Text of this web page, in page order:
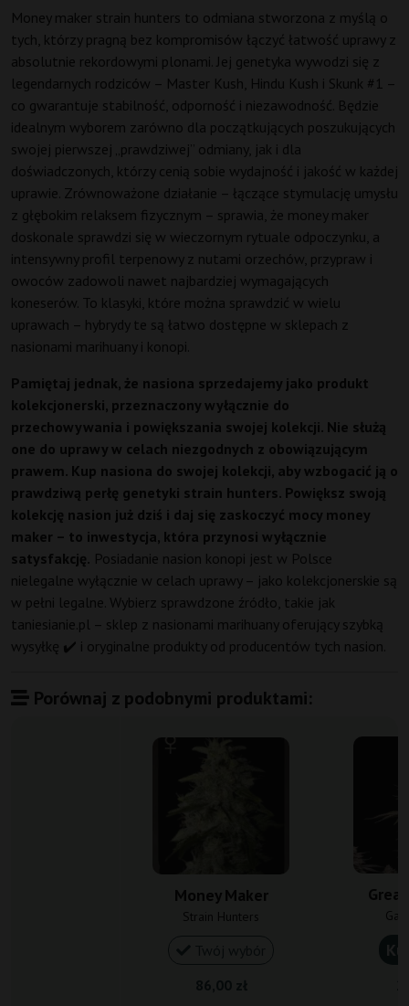
Money maker strain hunters to odmiana stworzona z myślą o
tych, którzy pragną bez kompromisów łączyć łatwość uprawy z
absolutnie rekordowymi plonami. Jej genetyka wywodzi się z
legendarnych rodziców – Master Kush, Hindu Kush i Skunk #1 –
co gwarantuje stabilność, odporność i niezawodność. Będzie
idealnym wyborem zarówno dla początkujących poszukujących
swojej pierwszej „prawdziwej” odmiany, jak i dla
doświadczonych, którzy cenią sobie wydajność i jakość w każdej
uprawie. Zrównoważone działanie – łączące stymulację umysłu
z głębokim relaksem fizycznym – sprawia, że money maker
doskonale sprawdzi się w wieczornym rytuale odpoczynku, a
intensywny profil terpenowy z nutami orzechów, przypraw i
owoców zadowoli nawet najbardziej wymagających
koneserów. To klasyki, które można sprawdzić w wielu
uprawach – hybrydy te są łatwo dostępne w sklepach z
nasionami marihuany i konopi.
Pamiętaj jednak, że nasiona sprzedajemy jako produkt
kolekcjonerski, przeznaczony wyłącznie do
przechowywania i powiększania swojej kolekcji. Nie służą
one do uprawy w celach niezgodnych z obowiązującym
prawem. Kup nasiona do swojej kolekcji, aby wzbogacić ją o
prawdziwą perłę genetyki strain hunters. Powiększ swoją
kolekcję nasion już dziś i daj się zaskoczyć mocy money
maker – to inwestycja, która przynosi wyłącznie
satysfakcję. Posiadanie nasion konopi jest w Polsce
nielegalne wyłącznie w celach uprawy – jako kolekcjonerskie są
w pełni legalne. Wybierz sprawdzone źródło, takie jak
taniesianie.pl – sklep z nasionami marihuany oferujący szybką
wysyłkę ✔️ i oryginalne produkty od producentów tych nasion.
Porównaj z podobnymi produktami:
Money Maker
Strain Hunters